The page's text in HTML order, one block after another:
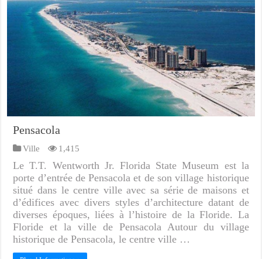
Pensacola
Ville 1,415
Le T.T. Wentworth Jr. Florida State Museum est la
porte d’entrée de Pensacola et de son village historique
situé dans le centre ville avec sa série de maisons et
d’édifices avec divers styles d’architecture datant de
diverses époques, liées à l’histoire de la Floride. La
Floride et la ville de Pensacola Autour du village
historique de Pensacola, le centre ville …